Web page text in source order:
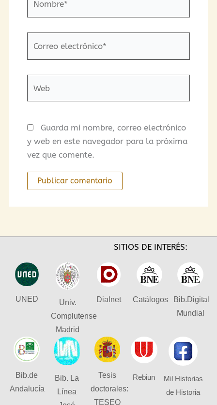
Guarda mi nombre, correo electrónico
y web en este navegador para la próxima
vez que comente.
SITIOS DE INTERÉS:
UNED
Univ.
Complutense
Madrid
Dialnet Catálogos
Bib.Digital
Mundial
Bib.de
Andalucía
Bib. La
Línea
Tesis
doctorales:
TESEO
Rebiun
Mil Historias
de Historia